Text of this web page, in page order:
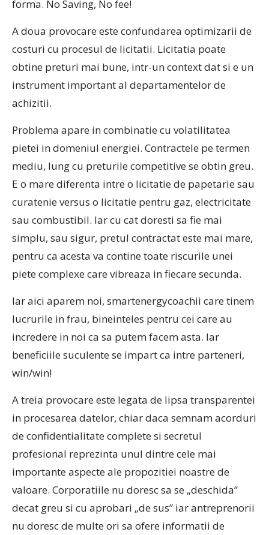
forma. No Saving, No fee!
A doua provocare este confundarea optimizarii de
costuri cu procesul de licitatii. Licitatia poate
obtine preturi mai bune, intr-un context dat si e un
instrument important al departamentelor de
achizitii.
Problema apare in combinatie cu volatilitatea
pietei in domeniul energiei. Contractele pe termen
mediu, lung cu preturile competitive se obtin greu.
E o mare diferenta intre o licitatie de papetarie sau
curatenie versus o licitatie pentru gaz, electricitate
sau combustibil. Iar cu cat doresti sa fie mai
simplu, sau sigur, pretul contractat este mai mare,
pentru ca acesta va contine toate riscurile unei
piete complexe care vibreaza in fiecare secunda.
Iar aici aparem noi, smartenergycoachii care tinem
lucrurile in frau, bineinteles pentru cei care au
incredere in noi ca sa putem facem asta. Iar
beneficiile suculente se impart ca intre parteneri,
win/win!
A treia provocare este legata de lipsa transparentei
in procesarea datelor, chiar daca semnam acorduri
de confidentialitate complete si secretul
profesional reprezinta unul dintre cele mai
importante aspecte ale propozitiei noastre de
valoare. Corporatiile nu doresc sa se „deschida”
decat greu si cu aprobari „de sus” iar antreprenorii
nu doresc de multe ori sa ofere informatii de